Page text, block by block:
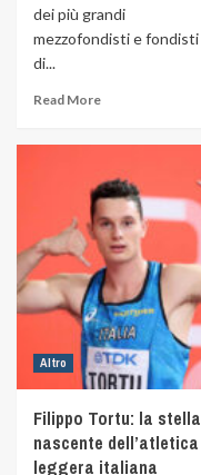
dei più grandi
mezzofondisti e fondisti
di...
Read More
Altro
Filippo Tortu: la stella
nascente dell’atletica
leggera italiana